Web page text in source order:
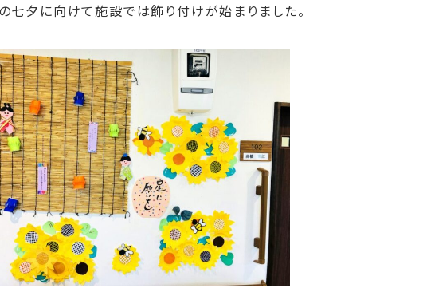
七夕に向けて施設では飾り付けが始まりました。